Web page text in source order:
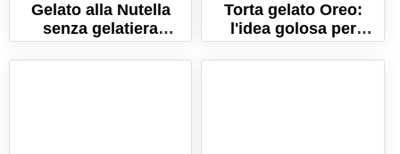
Gelato alla Nutella
senza gelatiera
(Pronto in 5 minuti!)
La ricetta semplice
Torta gelato Oreo:
l'idea golosa per
l'estate!